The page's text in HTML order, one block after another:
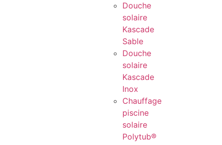
Douche
solaire
Kascade
Sable
Douche
solaire
Kascade
Inox
Chauffage
piscine
solaire
Polytub®